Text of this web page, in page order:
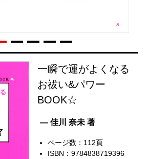
一瞬で運がよくなる
お祓い&パワー
BOOK☆
— 佳川 奈未 著
ページ数：112頁
ISBN：9784838719396